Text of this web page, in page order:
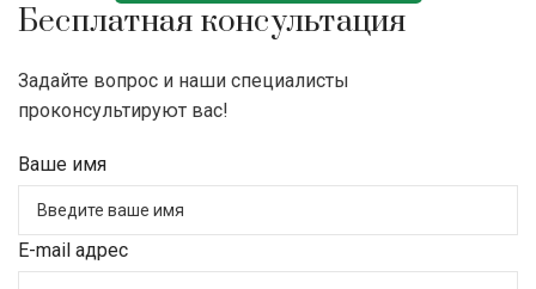
Бесплатная консультация
Задайте вопрос и наши специалисты
проконсультируют вас!
Ваше имя
E-mail адрес